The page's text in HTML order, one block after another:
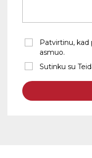
Patvirtinu, kad
asmuo.
Sutinku su